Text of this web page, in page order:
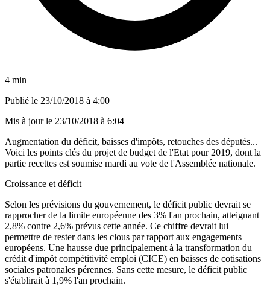
4 min
Publié le 23/10/2018 à 4:00
Mis à jour le 23/10/2018 à 6:04
Augmentation du déficit, baisses d'impôts, retouches des députés...
Voici les points clés du projet de budget de l'Etat pour 2019, dont la
partie recettes est soumise mardi au vote de l'Assemblée nationale.
Croissance et déficit
Selon les prévisions du gouvernement, le déficit public devrait se
rapprocher de la limite européenne des 3% l'an prochain, atteignant
2,8% contre 2,6% prévus cette année. Ce chiffre devrait lui
permettre de rester dans les clous par rapport aux engagements
européens. Une hausse due principalement à la transformation du
crédit d'impôt compétitivité emploi (CICE) en baisses de cotisations
sociales patronales pérennes. Sans cette mesure, le déficit public
s'établirait à 1,9% l'an prochain.